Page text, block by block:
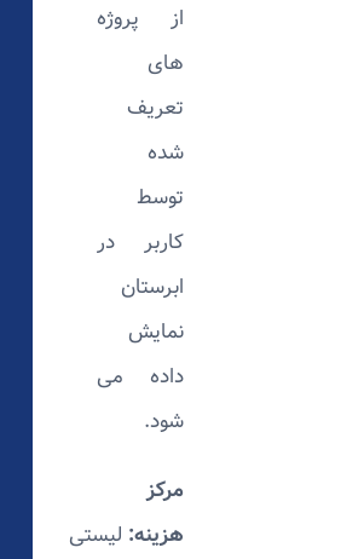
از پروژه
های
تعریف
شده
توسط
کاربر در
ابرستان
نمایش
داده می
شود.
مرکز
هزینه:لیستی